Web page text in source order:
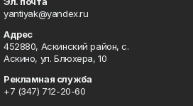
yantiyak@yandex.ru
Адрес
452880, Аскинский район, с.
Аскино, ул. Блюхера, 10
Рекламная служба
+7 (347) 712-20-60